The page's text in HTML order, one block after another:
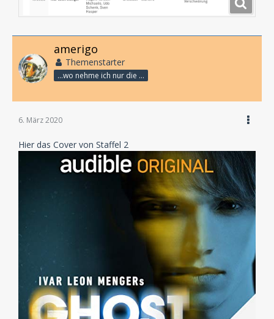
amerigo
Themenstarter
...wo nehme ich nur die Zeit her, so vieles nicht zu hören?
6. März 2020
Hier das Cover von Staffel 2